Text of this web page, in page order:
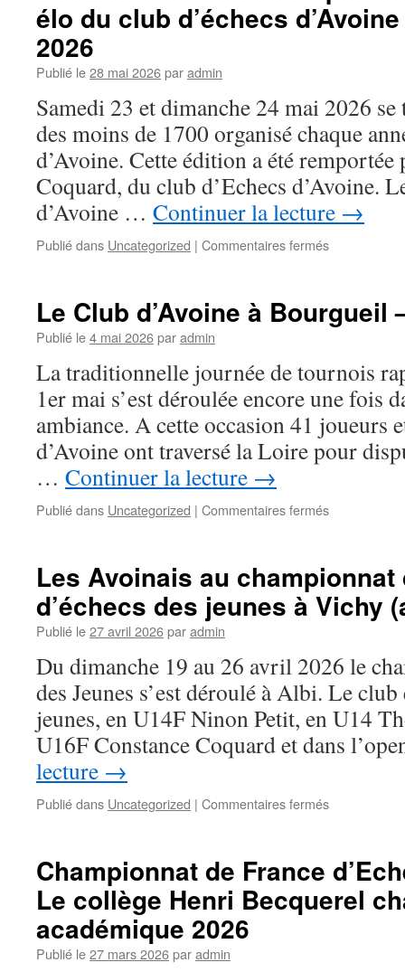
Huismes
élo du club d’échecs
2026
Publié le28 mai 2026paradmin
Samedi 23 et dimanche 24 mai 2026
des moins de 1700 organisé chaque
d’Avoine. Cette édition a été remportée
Coquard, du club d’Echecs d’Avoine.
d’Avoine … Continuer la lecture →
Publié dans Uncategorized | Commentaires ferméssur
l’Open
de
1700
élo
du
d’échecs
23
mai
2026
Le Club d’Avoine à Bourgueil
Publié le4 mai 2026paradmin
La traditionnelle journée de tournois
1er mai s’est déroulée encore une fois
ambiance. A cette occasion 41 joueurs
d’Avoine ont traversé la Loire pour
… Continuer la lecture →
Publié dans Uncategorized | Commentaires ferméssur
à
Bourgueil
–
2026
Les Avoinais au championnat
d’échecs des jeunes à Vichy
Publié le27 avril 2026paradmin
Du dimanche 19 au 26 avril 2026 le
des Jeunes s’est déroulé à Albi. Le
jeunes, en U14F Ninon Petit, en U14
U16F Constance Coquard et dans
lecture →
Publié dans Uncategorized | Commentaires ferméssur
championnat
de
France
Championnat de France
Le collège Henri Becquerel
académique 2026
Publié le27 mars 2026paradmin